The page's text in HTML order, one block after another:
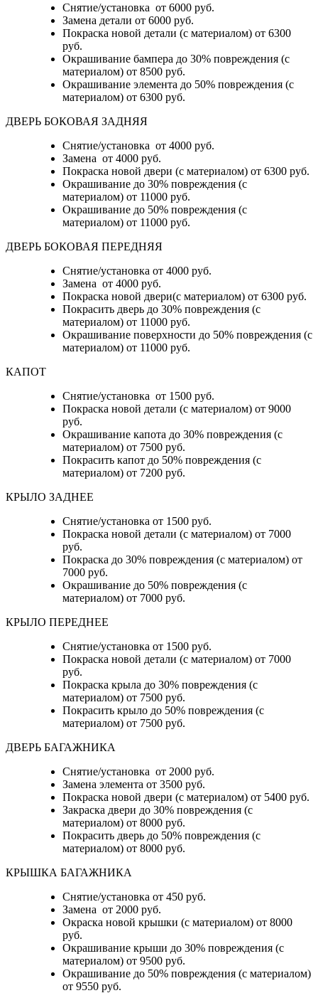
Снятие/установка от 6000 руб.
Замена детали от 6000 руб.
Покраска новой детали (с материалом) от 6300
руб.
Окрашивание бампера до 30% повреждения (с
материалом) от 8500 руб.
Окрашивание элемента до 50% повреждения (с
материалом) от 6300 руб.
ДВЕРЬ БОКОВАЯ ЗАДНЯЯ
Снятие/установка от 4000 руб.
Замена от 4000 руб.
Покраска новой двери (с материалом) от 6300 руб.
Окрашивание до 30% повреждения (с
материалом) от 11000 руб.
Окрашивание до 50% повреждения (с
материалом) от 11000 руб.
ДВЕРЬ БОКОВАЯ ПЕРЕДНЯЯ
Снятие/установка от 4000 руб.
Замена от 4000 руб.
Покраска новой двери(с материалом) от 6300 руб.
Покрасить дверь до 30% повреждения (с
материалом) от 11000 руб.
Окрашивание поверхности до 50% повреждения (с
материалом) от 11000 руб.
КАПОТ
Снятие/установка от 1500 руб.
Покраска новой детали (с материалом) от 9000
руб.
Окрашивание капота до 30% повреждения (с
материалом) от 7500 руб.
Покрасить капот до 50% повреждения (с
материалом) от 7200 руб.
КРЫЛО ЗАДНЕЕ
Снятие/установка от 1500 руб.
Покраска новой детали (с материалом) от 7000
руб.
Покраска до 30% повреждения (с материалом) от
7000 руб.
Окрашивание до 50% повреждения (с
материалом) от 7000 руб.
КРЫЛО ПЕРЕДНЕЕ
Снятие/установка от 1500 руб.
Покраска новой детали (с материалом) от 7000
руб.
Покраска крыла до 30% повреждения (с
материалом) от 7500 руб.
Покрасить крыло до 50% повреждения (с
материалом) от 7500 руб.
ДВЕРЬ БАГАЖНИКА
Снятие/установка от 2000 руб.
Замена элемента от 3500 руб.
Покраска новой двери (с материалом) от 5400 руб.
Закраска двери до 30% повреждения (с
материалом) от 8000 руб.
Покрасить дверь до 50% повреждения (с
материалом) от 8000 руб.
КРЫШКА БАГАЖНИКА
Снятие/установка от 450 руб.
Замена от 2000 руб.
Окраска новой крышки (с материалом) от 8000
руб.
Окрашивание крыши до 30% повреждения (с
материалом) от 9500 руб.
Окрашивание до 50% повреждения (с материалом)
от 9550 руб.